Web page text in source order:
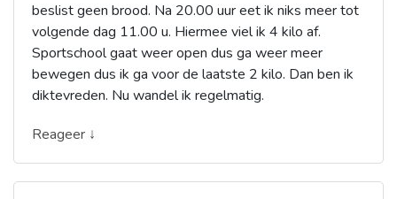
beslist geen brood. Na 20.00 uur eet ik niks meer tot
volgende dag 11.00 u. Hiermee viel ik 4 kilo af.
Sportschool gaat weer open dus ga weer meer
bewegen dus ik ga voor de laatste 2 kilo. Dan ben ik
diktevreden. Nu wandel ik regelmatig.
Reageer ↓